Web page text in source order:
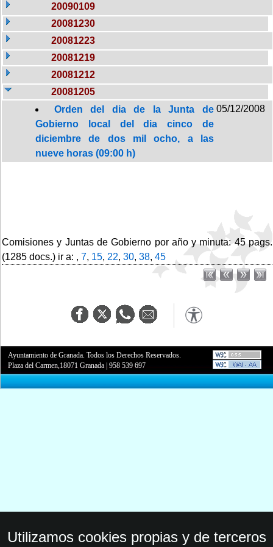
20090109
20081230
20081223
20081219
20081212
20081205
Orden del dia de la Junta de
Gobierno local del dia cinco de
diciembre de dos mil ocho, a las
nueve horas (09:00 h)
05/12/2008
Comisiones y Juntas de Gobierno por año y minuta: 45 pags.
(1285 docs.) ir a: , 7, 15, 22, 30, 38, 45
Ayuntamiento de Granada. Todos los Derechos Reservados.
Plaza del Carmen,18071 Granada |958 539 697
Utilizamos cookies propias y de terceros